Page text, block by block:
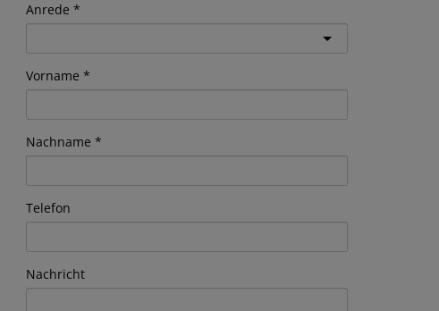
Anrede
Vorname
Nachname
Telefon
Nachricht